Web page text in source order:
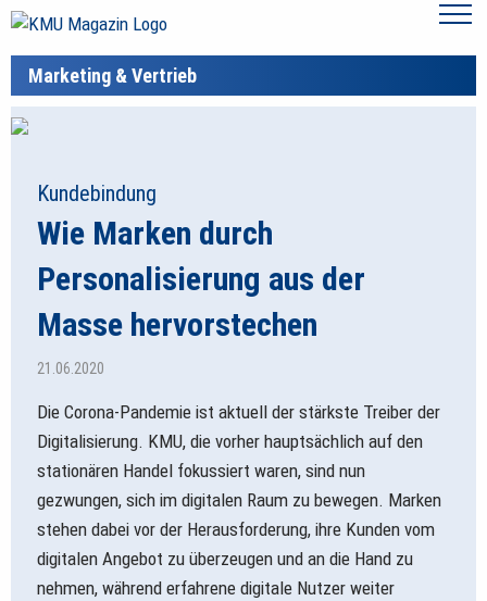
Marketing & Vertrieb
Kundebindung
Wie Marken durch
Personalisierung aus der
Masse hervorstechen
21.06.2020
Die Corona-Pandemie ist aktuell der stärkste Treiber der
Digitalisierung. KMU, die vorher hauptsächlich auf den
stationären Handel fokussiert waren, sind nun
gezwungen, sich im digitalen Raum zu bewegen. Marken
stehen dabei vor der Herausforderung, ihre Kunden vom
digitalen Angebot zu überzeugen und an die Hand zu
nehmen, während erfahrene digitale Nutzer weiter